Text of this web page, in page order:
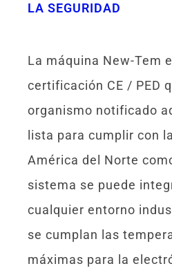
LA SEGURIDAD
La máquina New-Tem
certificación CE / PED
organismo notificado
lista para cumplir con
América del Norte
sistema se puede
cualquier entorno
se cumplan las
máximas para la